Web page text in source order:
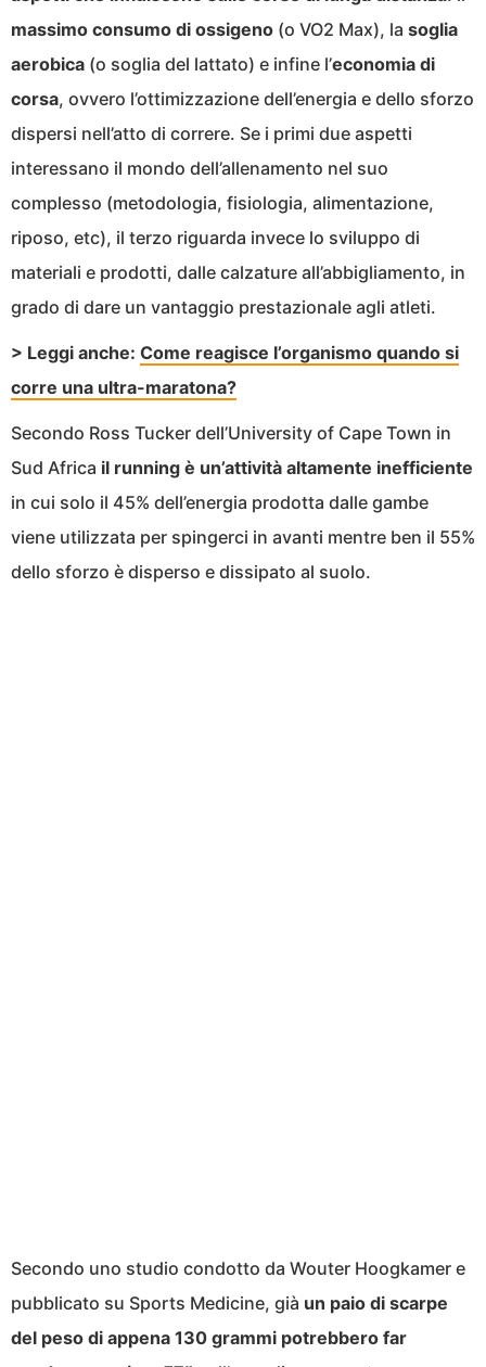
massimo consumo di ossigeno (o VO2 Max), la soglia
aerobica (o soglia del lattato) e infine l’economia di
corsa, ovvero l’ottimizzazione dell’energia e dello sforzo
dispersi nell’atto di correre. Se i primi due aspetti
interessano il mondo dell’allenamento nel suo
complesso (metodologia, fisiologia, alimentazione,
riposo, etc), il terzo riguarda invece lo sviluppo di
materiali e prodotti, dalle calzature all’abbigliamento, in
grado di dare un vantaggio prestazionale agli atleti.
> Leggi anche: Come reagisce l’organismo quando si
corre una ultra-maratona?
Secondo Ross Tucker dell’University of Cape Town in
Sud Africa il running è un’attività altamente inefficiente
in cui solo il 45% dell’energia prodotta dalle gambe
viene utilizzata per spingerci in avanti mentre ben il 55%
dello sforzo è disperso e dissipato al suolo.
Secondo uno studio condotto da Wouter Hoogkamer e
pubblicato su Sports Medicine, già un paio di scarpe
del peso di appena 130 grammi potrebbero far